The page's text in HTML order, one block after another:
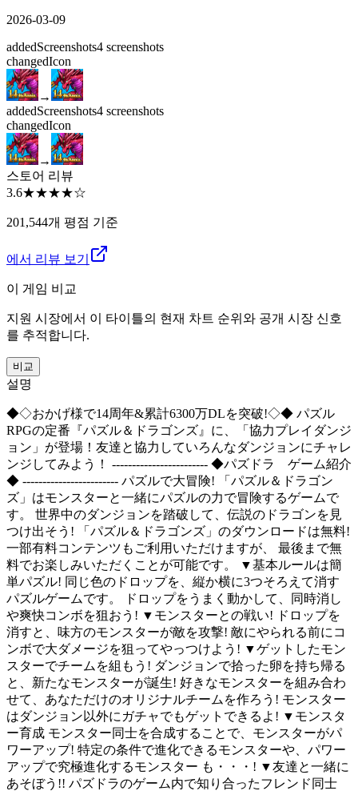
2026-03-09
addedScreenshots4 screenshots
changedIcon
→
addedScreenshots4 screenshots
changedIcon
→
스토어 리뷰
3.6★★★★☆
201,544개 평점 기준
에서 리뷰 보기
이 게임 비교
지원 시장에서 이 타이틀의 현재 차트 순위와 공개 시장 신호
를 추적합니다.
비교
설명
◆◇おかげ様で14周年&累計6300万DLを突破!◇◆ パズル
RPGの定番『パズル＆ドラゴンズ』に、「協力プレイダンジ
ョン」が登場！友達と協力していろんなダンジョンにチャレ
ンジしてみよう！ ------------------------ ◆パズドラ ゲーム紹介
◆ ------------------------ パズルで大冒険! 「パズル＆ドラゴン
ズ」はモンスターと一緒にパズルの力で冒険するゲームで
す。 世界中のダンジョンを踏破して、伝説のドラゴンを見
つけ出そう! 「パズル＆ドラゴンズ」のダウンロードは無料!
一部有料コンテンツもご利用いただけますが、 最後まで無
料でお楽しみいただくことが可能です。 ▼基本ルールは簡
単パズル! 同じ色のドロップを、縦か横に3つそろえて消す
パズルゲームです。 ドロップをうまく動かして、同時消し
や爽快コンボを狙おう! ▼モンスターとの戦い! ドロップを
消すと、味方のモンスターが敵を攻撃! 敵にやられる前にコ
ンボで大ダメージを狙ってやっつけよう! ▼ゲットしたモン
スターでチームを組もう! ダンジョンで拾った卵を持ち帰る
と、新たなモンスターが誕生! 好きなモンスターを組み合わ
せて、あなただけのオリジナルチームを作ろう! モンスター
はダンジョン以外にガチャでもゲットできるよ! ▼モンスタ
ー育成 モンスター同士を合成することで、モンスターがパ
ワーアップ! 特定の条件で進化できるモンスターや、パワー
アップで究極進化するモンスター も・・・! ▼友達と一緒に
あそぼう!! パズドラのゲーム内で知り合ったフレンド同士